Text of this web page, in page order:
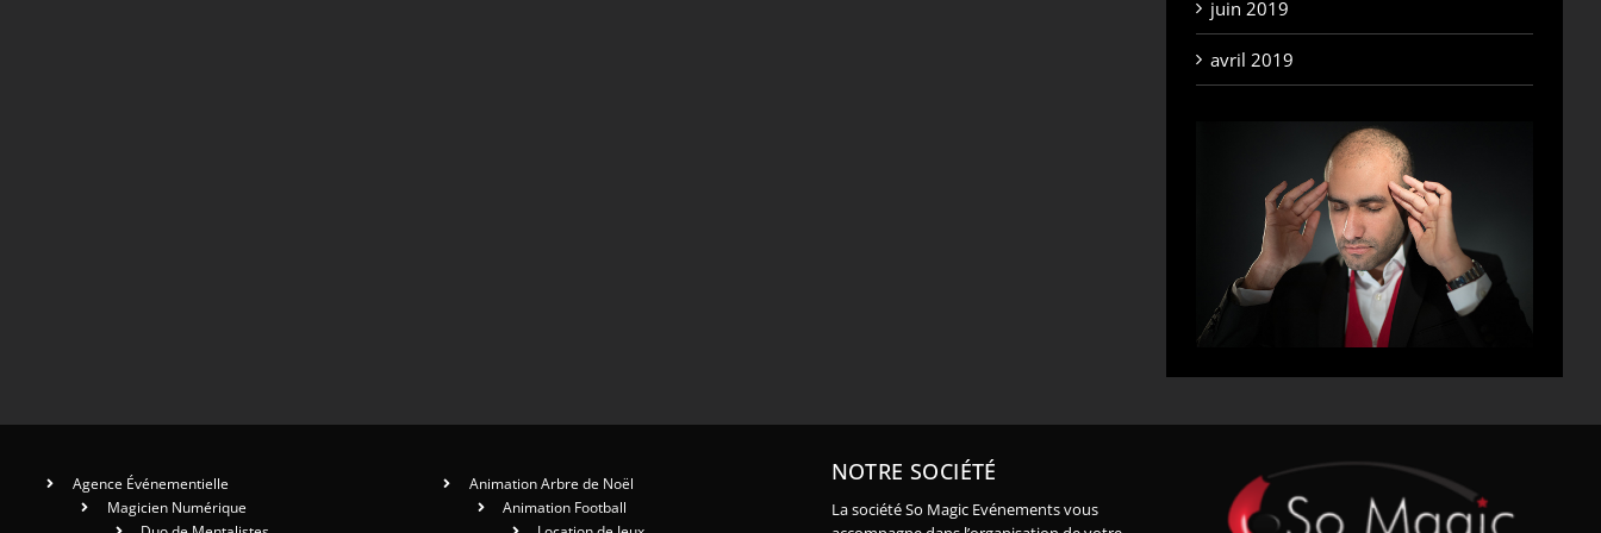
juin 2019
avril 2019
Agence Événementielle
Magicien Numérique
Animation Arbre de Noël
Animation Football
NOTRE SOCIÉTÉ
La société So Magic Evénements vous